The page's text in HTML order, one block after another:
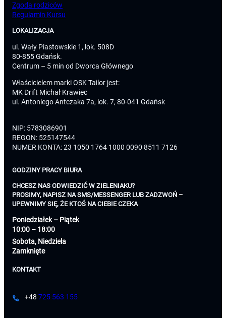
Zgoda rodziców
Regulamin Kursu
LOKALIZACJA
ul. Wały Piastowskie 1, lok. 508D
80-855 Gdańsk.
Centrum – 5 min od Dworca Głównego
Właścicielem marki OSK Tailor jest:
MK Drift Michał Krawiec
ul. Antoniego Antczaka 7a, lok. 7, 80-041 Gdańsk
NIP: 5783086901
REGON: 525147544
NUMER KONTA: 23 1050 1764 1000 0090 8511 7126
GODZINY PRACY BIURA
CHCESZ NAS ODWIEDZIĆ W ZIELENIAKU?
PROSIMY, NAPISZ NA SMS/MESSENGER LUB ZADZWOŃ –
UPEWNIMY SIĘ, ŻE KTOŚ NA CIEBIE CZEKA
Poniedziałek – Piątek
10:00 – 18:00
Sobota, Niedziela
Zamknięte
KONTAKT
call +48 725 563 155